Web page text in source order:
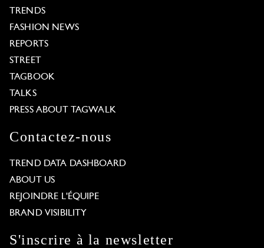
TRENDS
FASHION NEWS
REPORTS
STREET
TAGBOOK
TALKS
PRESS ABOUT TAGWALK
Contactez-nous
TREND DATA DASHBOARD
ABOUT US
REJOINDRE L'ÉQUIPE
BRAND VISIBILITY
S'inscrire à la newsletter